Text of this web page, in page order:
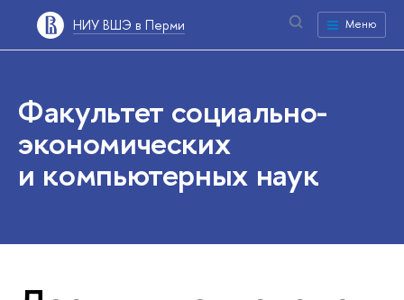
НИУ ВШЭ в Перми Меню
Факультет социально-
экономических
и компьютерных наук